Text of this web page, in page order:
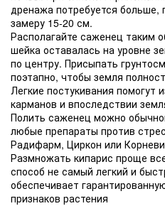
дренажа потребуется больше,
замеру 15-20 см.
Располагайте саженец таким
шейка оставалась на уровне
по центру. Присыпать
поэтапно, чтобы земля
Легкие постукивания помогут
карманов и впоследствии
Полить саженец можно
любые препараты против
Радифарм, Циркон или
Размножать кипарис проще
способ не самый легкий и
обеспечивает
признаков растения